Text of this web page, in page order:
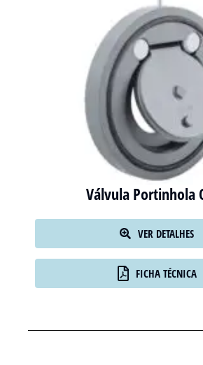
Válvula Portinhola
VER DETALHES
FICHA TÉCNICA